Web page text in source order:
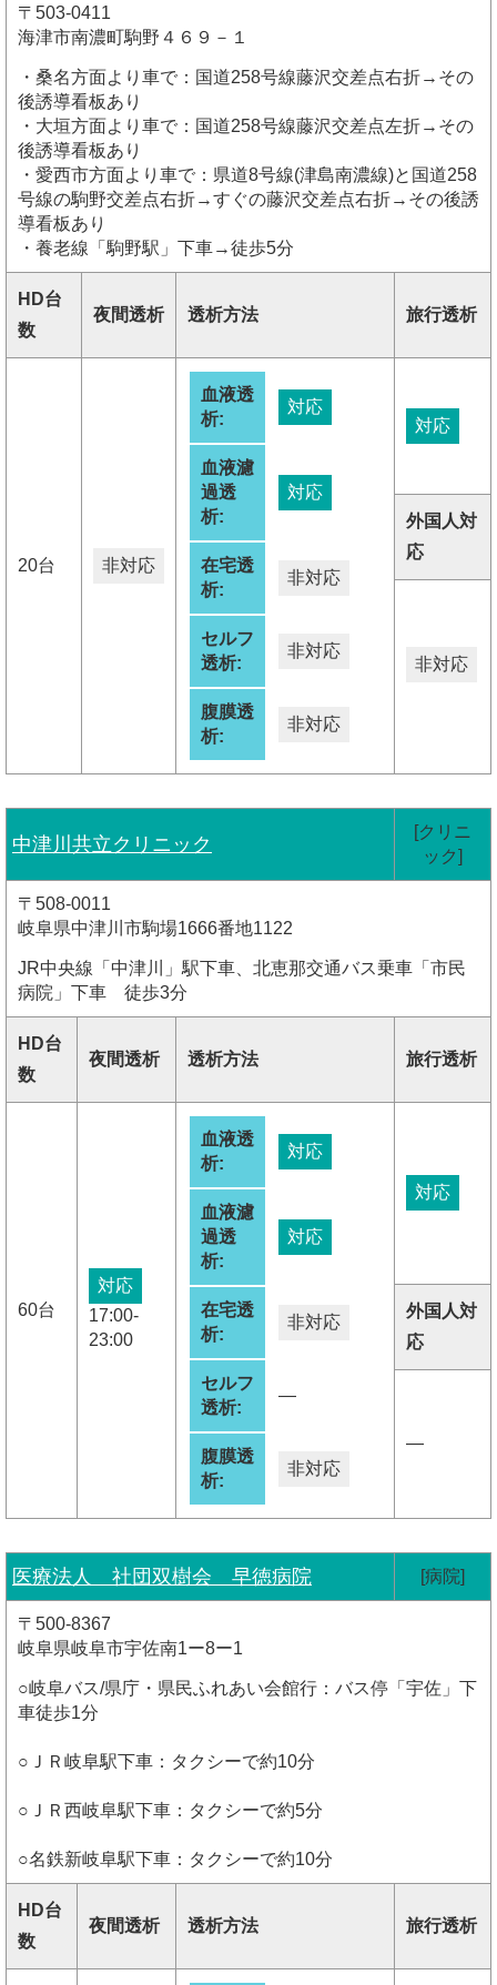
〒503-0411
海津市南濃町駒野４６９－１
・桑名方面より車で：国道258号線藤沢交差点右折→その
後誘導看板あり
・大垣方面より車で：国道258号線藤沢交差点左折→その
後誘導看板あり
・愛西市方面より車で：県道8号線(津島南濃線)と国道258
号線の駒野交差点右折→すぐの藤沢交差点右折→その後誘
導看板あり
・養老線「駒野駅」下車→徒歩5分
HD台
数
夜間透析 透析方法 旅行透析
20台 非対応
血液透
析:
対応
血液濾
過透
析:
対応
在宅透
析:
非対応
セルフ
透析:
非対応
腹膜透
析:
非対応
対応
外国人対
応
非対応
中津川共立クリニック
[クリニ
ック]
〒508-0011
岐阜県中津川市駒場1666番地1122
JR中央線「中津川」駅下車、北恵那交通バス乗車「市民
病院」下車 徒歩3分
HD台
数
夜間透析 透析方法 旅行透析
60台
対応
17:00-
23:00
血液透
析:
対応
血液濾
過透
析:
対応
在宅透
析:
非対応
セルフ
透析:
―
腹膜透
析:
非対応
対応
外国人対
応
―
医療法人 社団双樹会 早徳病院 [病院]
〒500-8367
岐阜県岐阜市宇佐南1ー8ー1
○岐阜バス/県庁・県民ふれあい会館行：バス停「宇佐」下
車徒歩1分
○ＪＲ岐阜駅下車：タクシーで約10分
○ＪＲ西岐阜駅下車：タクシーで約5分
○名鉄新岐阜駅下車：タクシーで約10分
HD台
数
夜間透析 透析方法 旅行透析